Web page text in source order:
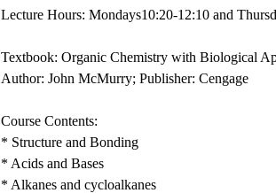
Lecture Hours: Mondays10:20-12:10 and
Textbook: Organic Chemistry with Biological
Author: John McMurry; Publisher: Cengage
Course Contents:
* Structure and Bonding
* Acids and Bases
* Alkanes and cycloalkanes